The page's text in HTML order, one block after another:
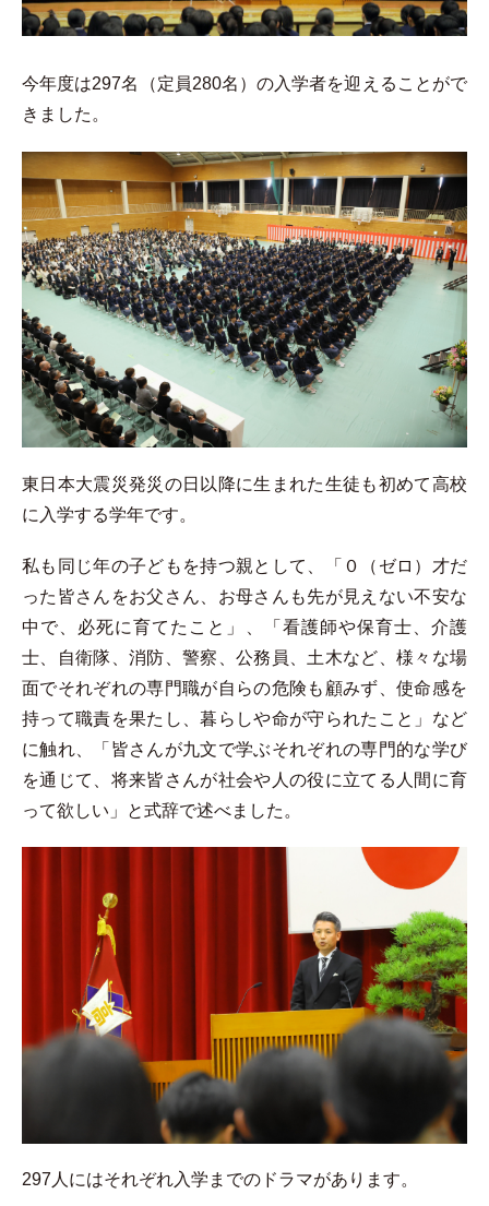
今年度は297名（定員280名）の入学者を迎えることがで
きました。
東日本大震災発災の日以降に生まれた生徒も初めて高校
に入学する学年です。
私も同じ年の子どもを持つ親として、「０（ゼロ）才だ
った皆さんをお父さん、お母さんも先が見えない不安な
中で、必死に育てたこと」、「看護師や保育士、介護
士、自衛隊、消防、警察、公務員、土木など、様々な場
面でそれぞれの専門職が自らの危険も顧みず、使命感を
持って職責を果たし、暮らしや命が守られたこと」など
に触れ、「皆さんが九文で学ぶそれぞれの専門的な学び
を通じて、将来皆さんが社会や人の役に立てる人間に育
って欲しい」と式辞で述べました。
297人にはそれぞれ入学までのドラマがあります。